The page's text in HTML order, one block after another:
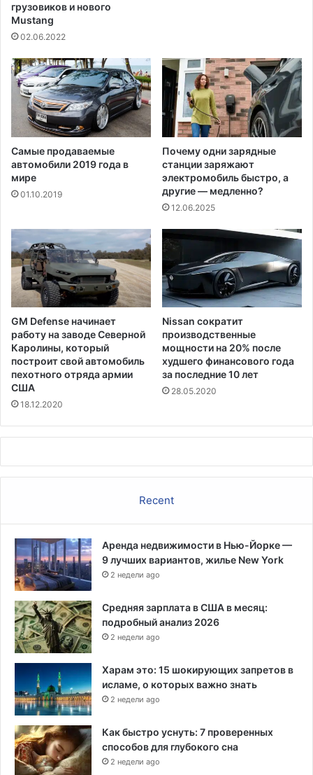
н
о
г
с
н
п
а
д
а
и
т
р
а
грузовиков и нового
Mustang
02.06.2022
Самые продаваемые
автомобили 2019 года в
мире
01.10.2019
Почему одни зарядные
станции заряжают
электромобиль быстро, а
другие — медленно?
12.06.2025
GM Defense начинает
работу на заводе Северной
Каролины, который
построит свой автомобиль
пехотного отряда армии
США
18.12.2020
Nissan сократит
производственные
мощности на 20% после
худшего финансового года
за последние 10 лет
28.05.2020
Recent
Аренда недвижимости в Нью-Йорке —
9 лучших вариантов, жилье New York
2 недели ago
Средняя зарплата в США в месяц:
подробный анализ 2026
2 недели ago
Харам это: 15 шокирующих запретов в
исламе, о которых важно знать
2 недели ago
Как быстро уснуть: 7 проверенных
способов для глубокого сна
2 недели ago